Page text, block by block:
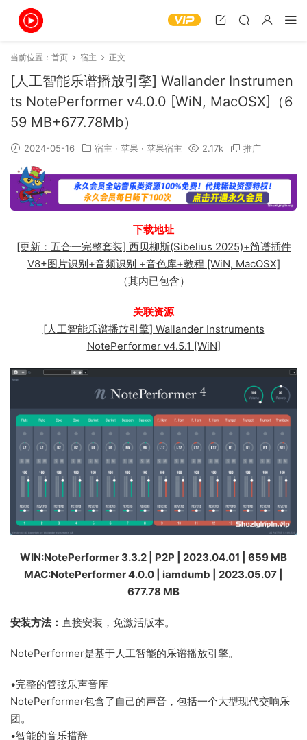
当前位置： 首页 宿主 正文
[人工智能乐谱播放引擎] Wallander Instrumen
ts NotePerformer v4.0.0 [WiN, MacOSX]（6
59 MB+677.78Mb）
2024-05-16 宿主 · 苹果 · 苹果宿主 2.17k 推广
下载地址
[更新：五合一完整套装] 西贝柳斯(Sibelius 2025)+简谱插件
V8+图片识别+音频识别 +音色库+教程 [WiN, MacOSX]
（其内已包含）
关联资源
[人工智能乐谱播放引擎] Wallander Instruments
NotePerformer v4.5.1 [WiN]
WIN:NotePerformer 3.3.2 | P2P | 2023.04.01 | 659 MB
MAC:NotePerformer 4.0.0 | iamdumb | 2023.05.07 |
677.78 MB
安装方法： 直接安装，免激活版本。
NotePerformer是基于人工智能的乐谱播放引擎。
•完整的管弦乐声音库
NotePerformer包含了自己的声音，包括一个大型现代交响乐
团。
•智能的音乐措辞